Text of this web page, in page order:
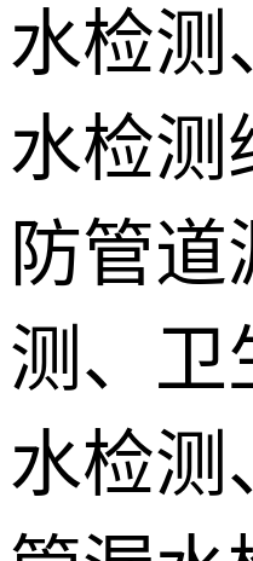
水检测
水检测
防管
测、卫
水检测
防水补漏
障检测
测漏水设备
训